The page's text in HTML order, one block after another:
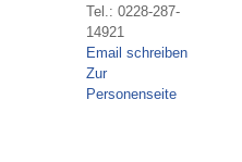
Tel.: 0228-287-
14921
Email schreiben
Zur
Personenseite